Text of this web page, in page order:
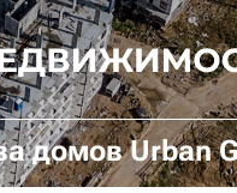
домов Urban